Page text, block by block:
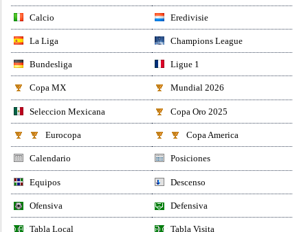
Calcio Eredivisie
La Liga Champions League
Bundesliga Ligue 1
Copa MX Mundial 2026
Seleccion Mexicana Copa Oro 2025
Eurocopa Copa America
Calendario Posiciones
Equipos Descenso
Ofensiva Defensiva
Tabla Local Tabla Visita